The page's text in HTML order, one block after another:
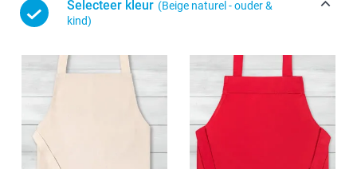
Selecteer kleur (Beige naturel - ouder &
kind)